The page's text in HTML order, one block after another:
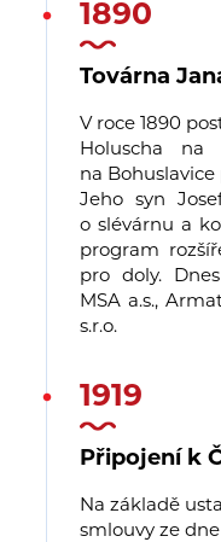
Továrna
1890
V roce 1890
Holuscha na
na
Jeho syn
o slévárnu a
program
pro doly.
MSA a.s.,
s.r.o.
Připojení k
1919
Na základě
smlouvy ze dne